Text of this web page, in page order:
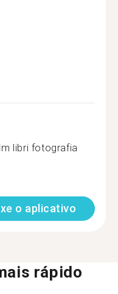
libri fotografia
o aplicativo
rápido